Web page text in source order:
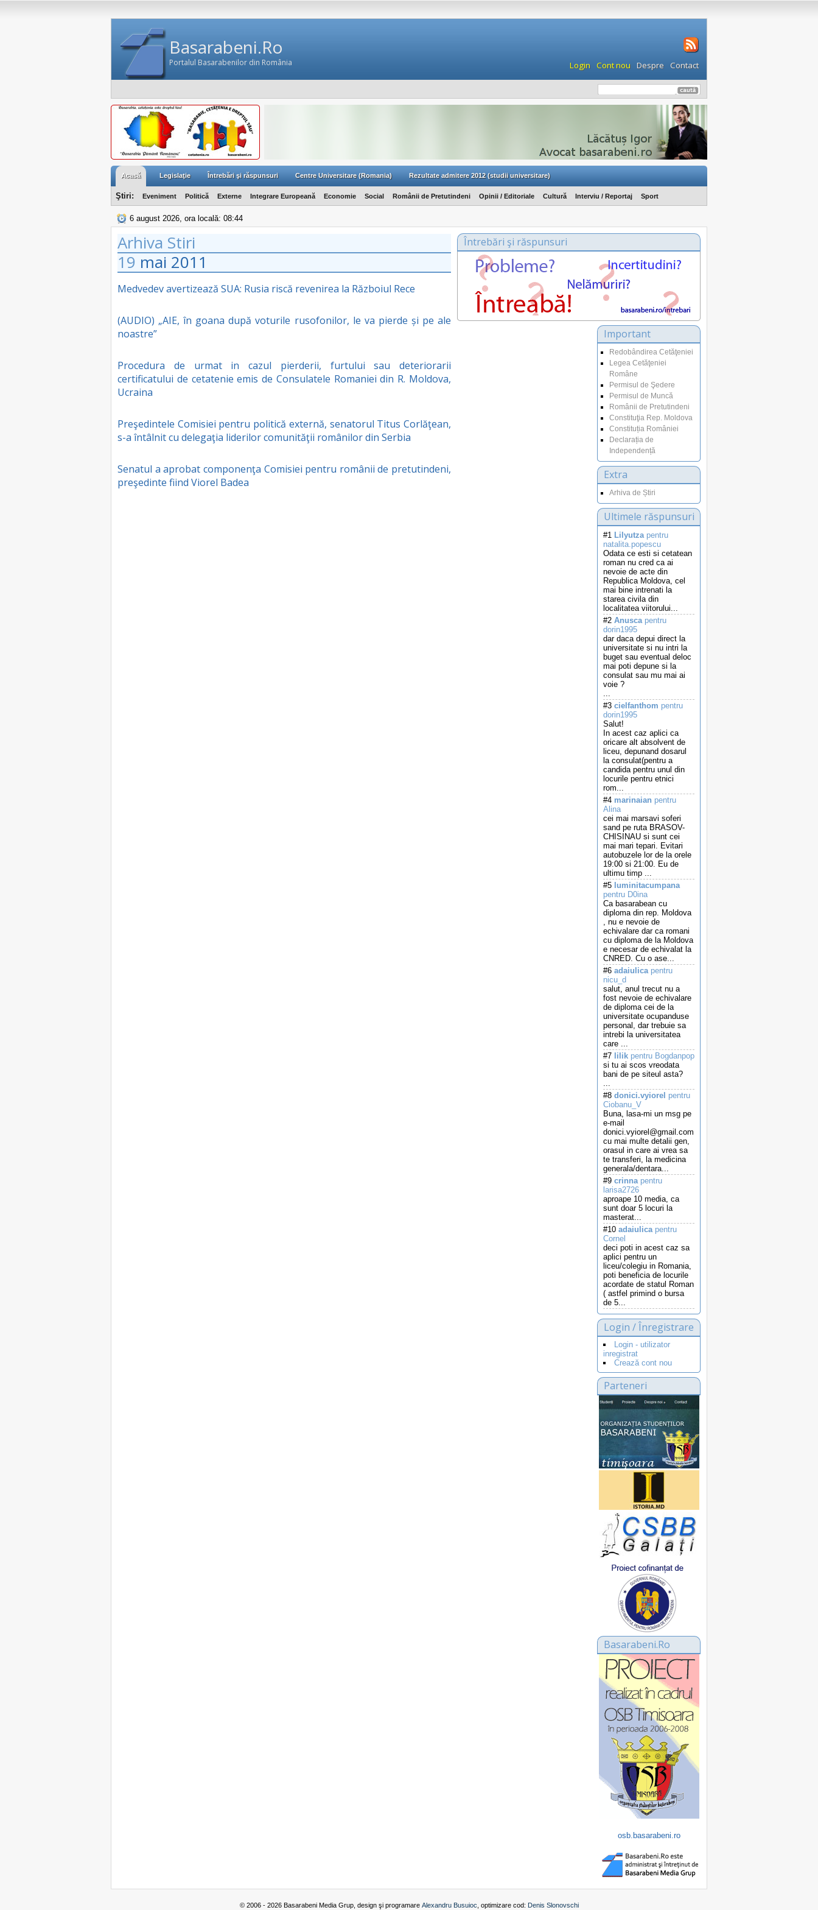
Basarabeni.Ro
Portalul Basarabenilor din România Login Cont nou Despre Contact
Acasă Legislaţie Întrebări şi răspunsuri Centre Universitare (Romania) Rezultate admitere 2012 (studii universitare)
Ştiri: Eveniment Politică Externe Integrare Europeană Economie Social Românii de Pretutindeni Opinii / Editoriale Cultură Interviu / Reportaj Sport
6 august 2026, ora locală: 08:44
Arhiva Stiri
19 mai 2011
Medvedev avertizează SUA: Rusia riscă revenirea la Războiul Rece
(AUDIO) „AIE, în goana după voturile rusofonilor, le va pierde și pe ale
noastre”
Procedura de urmat in cazul pierderii, furtului sau deteriorarii
certificatului de cetatenie emis de Consulatele Romaniei din R. Moldova,
Ucraina
Preşedintele Comisiei pentru politică externă, senatorul Titus Corlăţean,
s-a întâlnit cu delegaţia liderilor comunităţii românilor din Serbia
Senatul a aprobat componenţa Comisiei pentru românii de pretutindeni,
preşedinte fiind Viorel Badea
Întrebări şi răspunsuri
Important
Redobândirea Cetăţeniei
Legea Cetăţeniei
Române
Permisul de Şedere
Permisul de Muncă
Românii de Pretutindeni
Constituţia Rep. Moldova
Constituția României
Declarația de
Independență
Extra
Arhiva de Știri
Ultimele răspunsuri
#1 Lilyutzapentru
natalita.popescu
Odata ce esti si cetatean
roman nu cred ca ai
nevoie de acte din
Republica Moldova, cel
mai bine intrenati la
starea civila din
localitatea viitorului...
#2 Anuscapentru
dorin1995
dar daca depui direct la
universitate si nu intri la
buget sau eventual deloc
mai poti depune si la
consulat sau mu mai ai
voie ?
...
#3 cielfanthom pentru
dorin1995
Salut!
In acest caz aplici ca
oricare alt absolvent de
liceu, depunand dosarul
la consulat(pentru a
candida pentru unul din
locurile pentru etnici
rom...
#4 marinaian pentru
Alina
cei mai marsavi soferi
sand pe ruta BRASOV-
CHISINAU si sunt cei
mai mari tepari. Evitari
autobuzele lor de la orele
19:00 si 21:00. Eu de
ultimu timp ...
#5 luminitacumpana
pentru D0ina
Ca basarabean cu
diploma din rep. Moldova
, nu e nevoie de
echivalare dar ca romani
cu diploma de la Moldova
e necesar de echivalat la
CNRED. Cu o ase...
#6 adaiulicapentru
nicu_d
salut, anul trecut nu a
fost nevoie de echivalare
de diploma cei de la
universitate ocupanduse
personal, dar trebuie sa
intrebi la universitatea
care ...
#7 lilik pentru Bogdanpop
si tu ai scos vreodata
bani de pe siteul asta?
...
#8 donici.vyiorel pentru
Ciobanu_V
Buna, lasa-mi un msg pe
e-mail
donici.vyiorel@gmail.com
cu mai multe detalii gen,
orasul in care ai vrea sa
te transferi, la medicina
generala/dentara...
#9 crinnapentru
larisa2726
aproape 10 media, ca
sunt doar 5 locuri la
masterat...
#10 adaiulicapentru
Cornel
deci poti in acest caz sa
aplici pentru un
liceu/colegiu in Romania,
poti beneficia de locurile
acordate de statul Roman
( astfel primind o bursa
de 5...
Login / Înregistrare
Login - utilizator
inregistrat
Crează cont nou
Parteneri
Basarabeni.Ro
osb.basarabeni.ro
© 2006 - 2026 Basarabeni Media Grup, design şi programare Alexandru Busuioc , optimizare cod: Denis Slonovschi